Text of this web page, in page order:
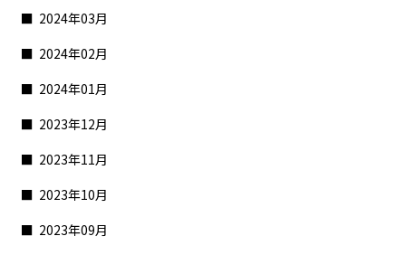
2024年03月
2024年02月
2024年01月
2023年12月
2023年11月
2023年10月
2023年09月